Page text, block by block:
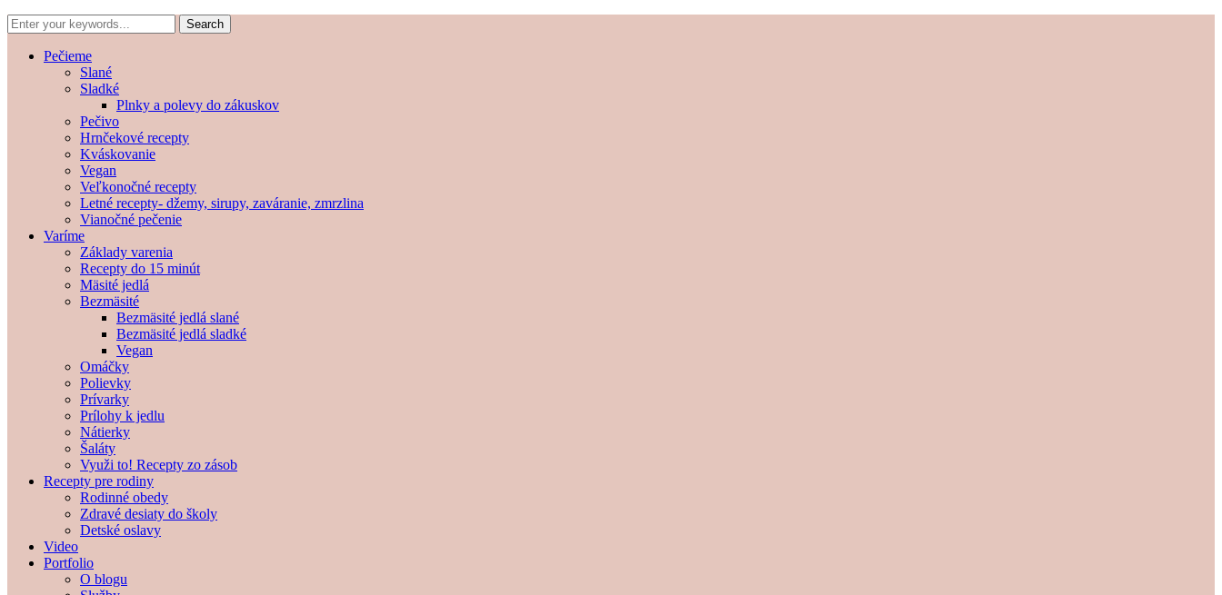
Pečieme
Slané
Sladké
Plnky a polevy do zákuskov
Pečivo
Hrnčekové recepty
Kváskovanie
Vegan
Veľkonočné recepty
Letné recepty- džemy, sirupy, zaváranie, zmrzlina
Vianočné pečenie
Varíme
Základy varenia
Recepty do 15 minút
Mäsité jedlá
Bezmäsité
Bezmäsité jedlá slané
Bezmäsité jedlá sladké
Vegan
Omáčky
Polievky
Prívarky
Prílohy k jedlu
Nátierky
Šaláty
Využi to! Recepty zo zásob
Recepty pre rodiny
Rodinné obedy
Zdravé desiaty do školy
Detské oslavy
Video
Portfolio
O blogu